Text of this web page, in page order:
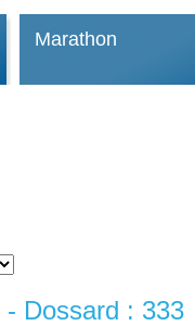
Marathon
- Dossard : 333